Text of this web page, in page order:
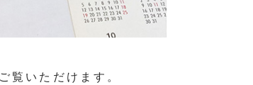
覧いただけます。